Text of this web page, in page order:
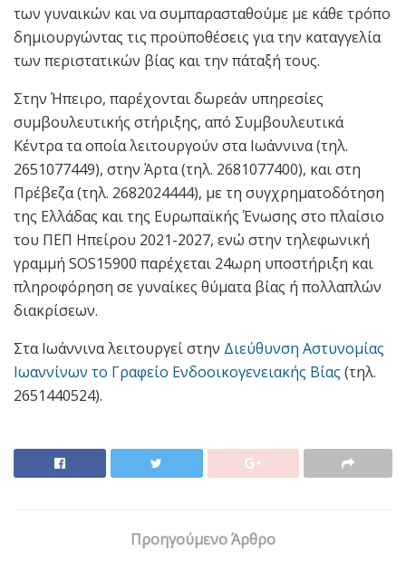
των γυναικών και να συμπαρασταθούμε με κάθε τρόπο
δημιουργώντας τις προϋποθέσεις για την καταγγελία
των περιστατικών βίας και την πάταξή τους.
Στην Ήπειρο, παρέχονται δωρεάν υπηρεσίες
συμβουλευτικής στήριξης, από Συμβουλευτικά
Κέντρα τα οποία λειτουργούν στα Ιωάννινα (τηλ.
2651077449), στην Άρτα (τηλ. 2681077400), και στη
Πρέβεζα (τηλ. 2682024444), με τη συγχρηματοδότηση
της Ελλάδας και της Ευρωπαϊκής Ένωσης στο πλαίσιο
του ΠΕΠ Ηπείρου 2021-2027, ενώ στην τηλεφωνική
γραμμή SOS15900 παρέχεται 24ωρη υποστήριξη και
πληροφόρηση σε γυναίκες θύματα βίας ή πολλαπλών
διακρίσεων.
Στα Ιωάννινα λειτουργεί στην Διεύθυνση Αστυνομίας
Ιωαννίνων το Γραφείο Ενδοοικογενειακής Βίας (τηλ.
2651440524).
Προηγούμενο Άρθρο